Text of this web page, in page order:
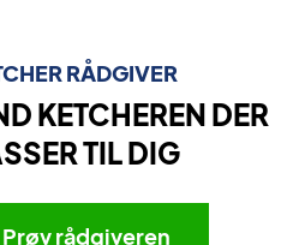
RÅDGIVER
KETCHEREN DER
TIL DIG
Prøv rådgiveren